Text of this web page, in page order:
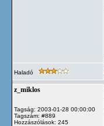
Haladó
z_miklos
Tagság: 2003-01-28 00:00:00
Tagszám: #889
Hozzászólások: 245